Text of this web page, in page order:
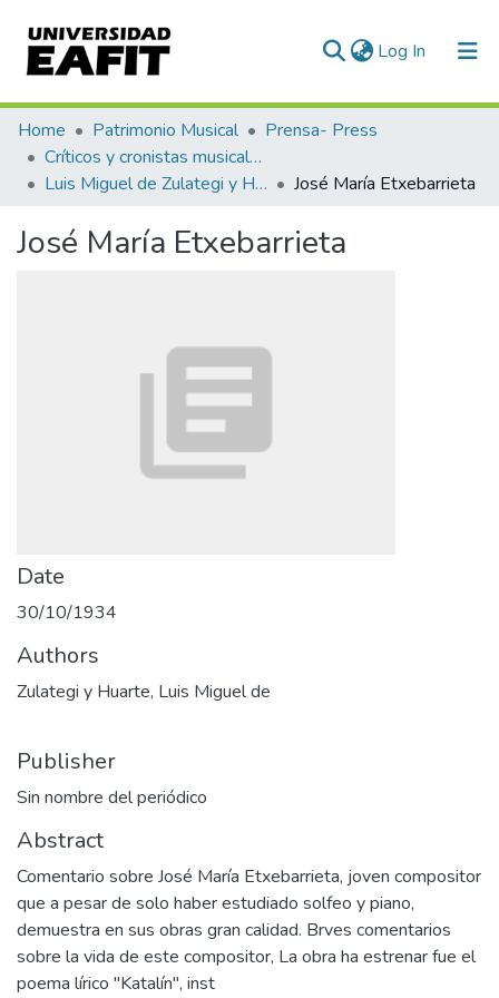
Log In (current)
Communities & Collections
All of DSpace
Home Patrimonio Musical
Prensa- Press
Críticos y cronistas musicales
Luis Miguel de Zulategi y Huarte
José María Etxebarrieta
José María Etxebarrieta
Date
30/10/1934
Authors
Zulategi y Huarte, Luis Miguel de
Publisher
Sin nombre del periódico
Abstract
Comentario sobre José María Etxebarrieta, joven compositor
que a pesar de solo haber estudiado solfeo y piano,
demuestra en sus obras gran calidad. Brves comentarios
sobre la vida de este compositor, La obra ha estrenar fue el
poema lírico "Katalín", inst